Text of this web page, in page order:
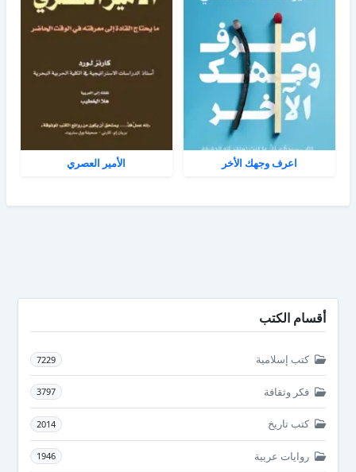
اعرف وجهك الأخر الأمير العصري
أقسام الكتب
كتب إسلامية 7229
فكر وثقافة 3797
كتب تاريخ 2014
روايات عربية 1946